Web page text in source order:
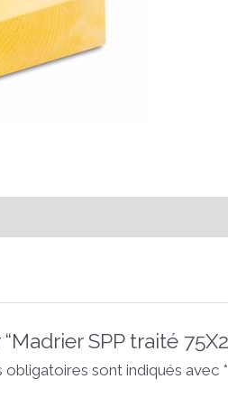
SPP traité
obligatoires sont indiqués avec *